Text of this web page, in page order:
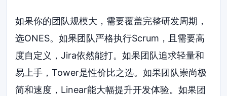
如果你的团队规模大，需要覆盖完整研发周期，
选ONES。如果团队严格执行Scrum，且需要高
度自定义，Jira依然能打。如果团队追求轻量和
易上手，Tower是性价比之选。如果团队崇尚极
简和速度，Linear能大幅提升开发体验。如果团